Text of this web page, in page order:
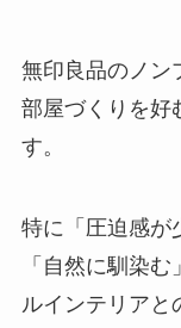
無印良品のノン
部屋づくりを好
す。
特に「圧迫感が
「自然に馴染
ルインテリアと